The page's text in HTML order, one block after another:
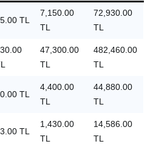
TL
7,150.00
TL
72,930.00
TL
47,300.00
TL
482,460.00
TL
TL
4,400.00
TL
44,880.00
TL
TL
1,430.00
TL
14,586.00
TL